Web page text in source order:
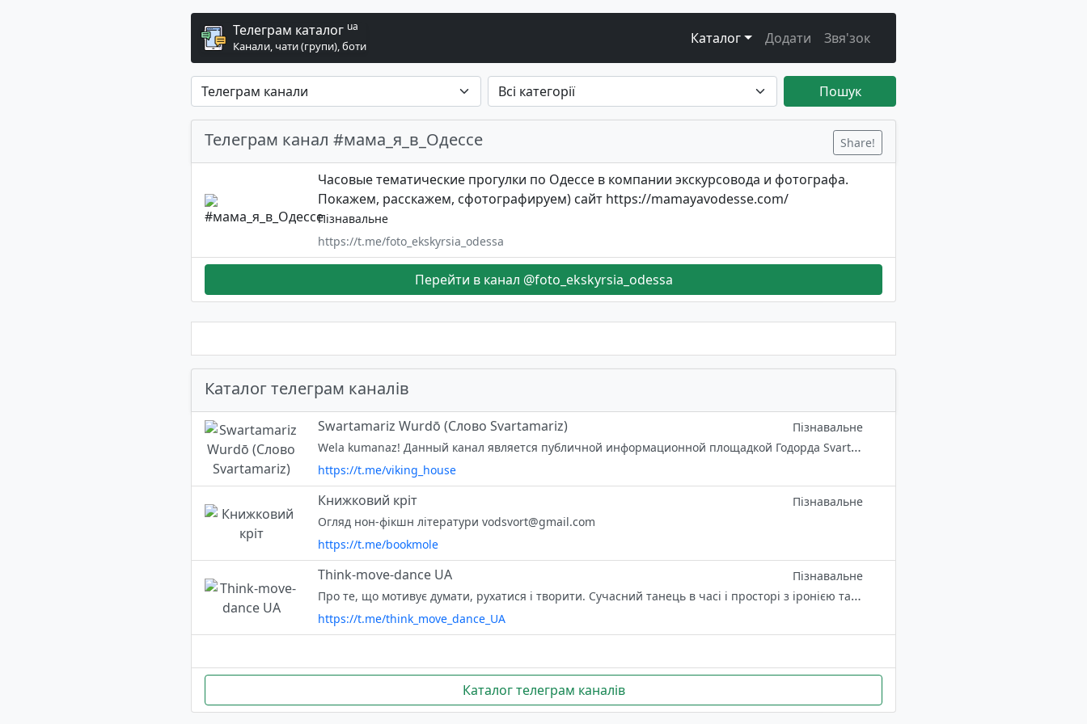
Телеграм каталог ua
Канали, чати (групи), боти Каталог Додати Звя'зок
Пошук
Телеграм канал #мама_я_в_Одессе Share!
Часовые тематические прогулки по Одессе в компании экскурсовода и фотографа.
Покажем, расскажем, сфотографируем) сайт https://mamayavodesse.com/
Пізнавальне
https://t.me/foto_ekskyrsia_odessa
Перейти в канал @foto_ekskyrsia_odessa
Каталог телеграм каналів
Swartamariz Wurdō (Слово Svartamariz) Пізнавальне
Wela kumanaz! Данный канал является публичной информационной площадкой Годорда Svartamariz. По поводу сотрудничества и связи с администрацией канала, пишите сюда➡️ @SVARTMARR
https://t.me/viking_house
Книжковий кріт
Пізнавальне
Огляд нон-фікшн літератури vodsvort@gmail.com
https://t.me/bookmole
Think-move-dance UA Пізнавальне
Про те, що мотивує думати, рухатися і творити. Сучасний танець в часі і просторі з іронією та гумором.
https://t.me/think_move_dance_UA
Каталог телеграм каналів